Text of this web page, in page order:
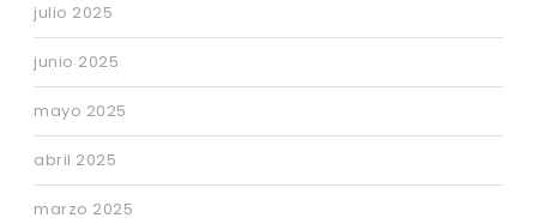
julio 2025
junio 2025
mayo 2025
abril 2025
marzo 2025